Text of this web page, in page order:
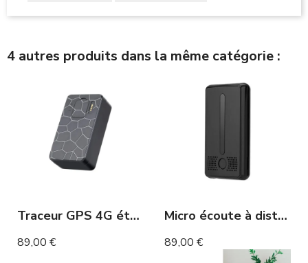
4 autres produits dans la même catégorie :
Traceur GPS 4G étanche aimanté avec micro 100 jours
89,00 €
Micro écoute à distance et enregistreur WIFI longue autonomie 120 jours
89,00 €